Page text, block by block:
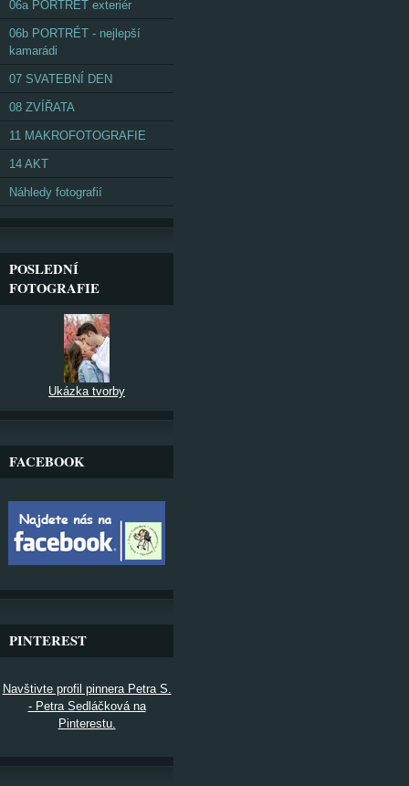
06a PORTRÉT exteriér
06b PORTRÉT - nejlepší
kamarádi
07 SVATEBNÍ DEN
08 ZVÍŘATA
11 MAKROFOTOGRAFIE
14 AKT
Náhledy fotografií
POSLEDNÍ
FOTOGRAFIE
Ukázka tvorby
FACEBOOK
PINTEREST
Navštivte profil pinnera Petra S.
- Petra Sedláčková na
Pinterestu.